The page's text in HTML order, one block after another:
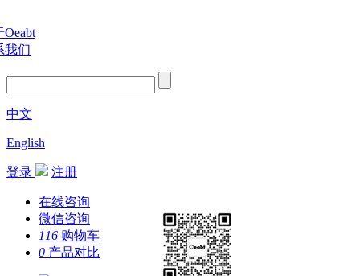
Oeabt
我们
中文
English
登录 注册
在线咨询
微信咨询
116 购物车
0 产品对比